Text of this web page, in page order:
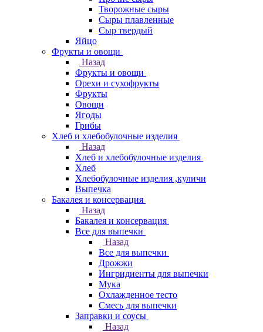
Творожные сыры
Сыры плавленные
Сыр твердый
Яйцо
Фрукты и овощи
Назад
Фрукты и овощи
Орехи и сухофрукты
Фрукты
Овощи
Ягоды
Грибы
Хлеб и хлебобулочные изделия
Назад
Хлеб и хлебобулочные изделия
Хлеб
Хлебобулочные изделия ,куличи
Выпечка
Бакалея и консервация
Назад
Бакалея и консервация
Все для выпечки
Назад
Все для выпечки
Дрожжи
Ингридиенты для выпечки
Мука
Охлажденное тесто
Смесь для выпечки
Заправки и соусы
Назад